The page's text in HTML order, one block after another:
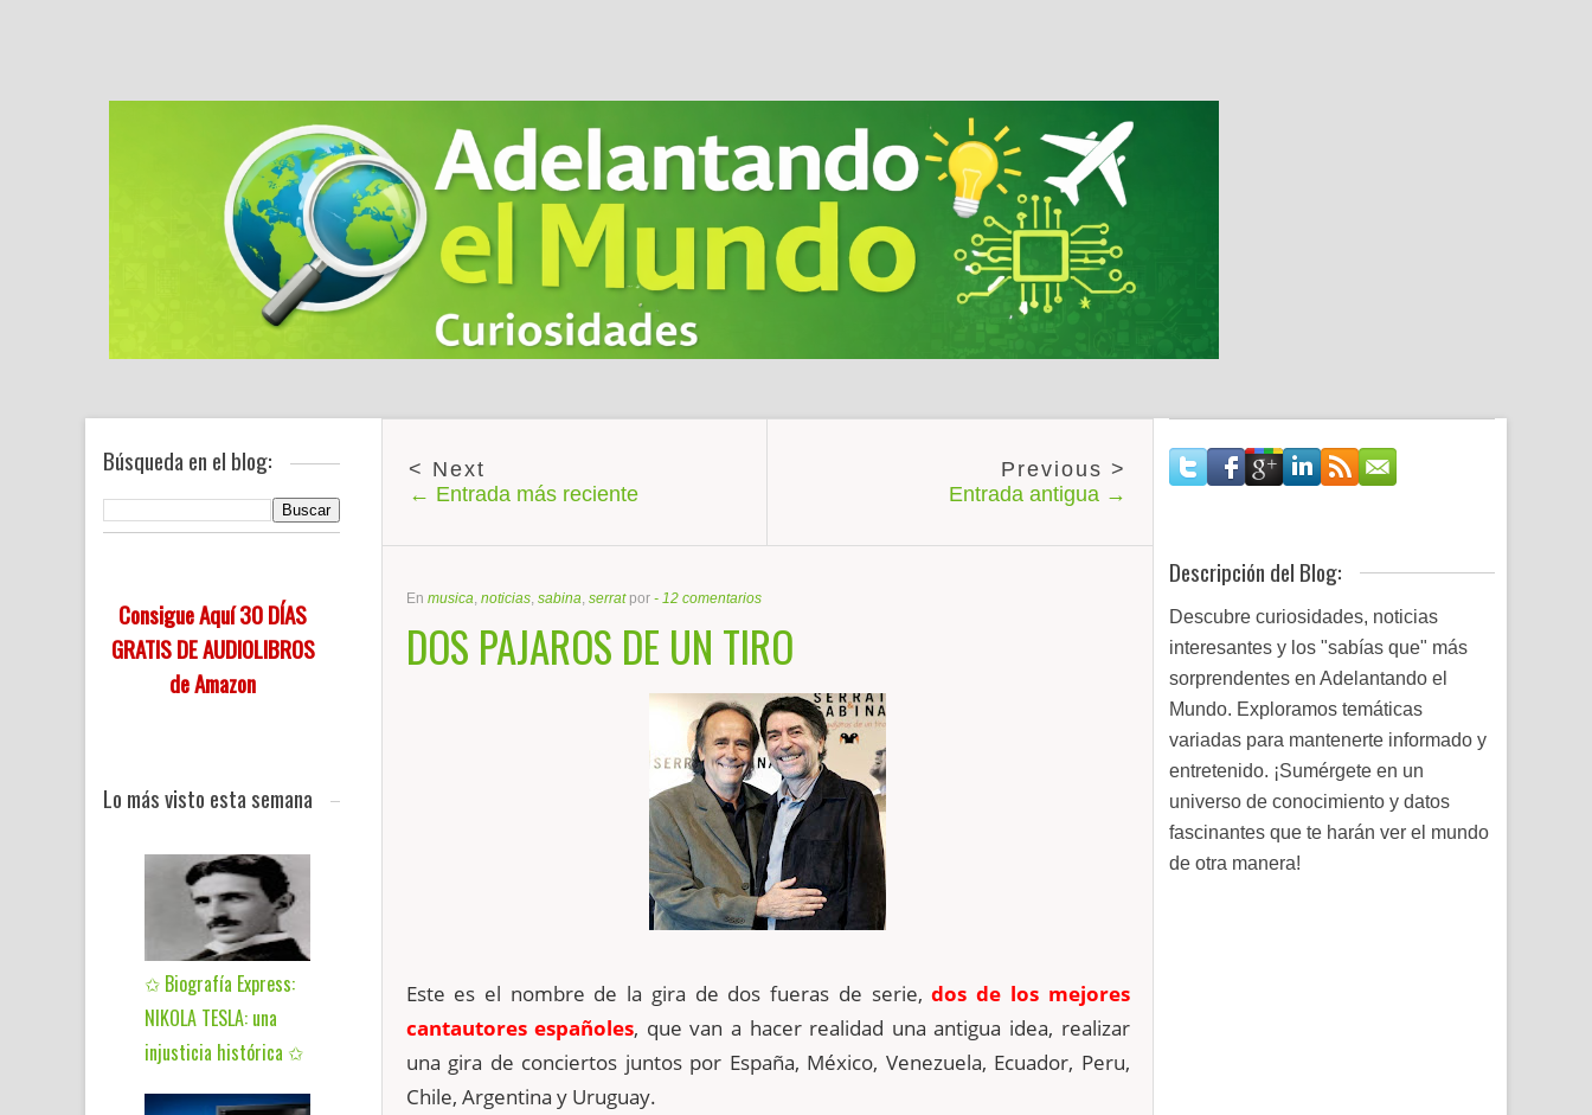
Búsqueda en el blog:
Consigue Aquí 30 DÍAS
GRATIS DE AUDIOLIBROS
de Amazon
Lo más visto esta semana
✩ Biografía Express:
NIKOLA TESLA: una
injusticia histórica ✩
← Entrada más reciente Entrada antigua →
En musica, noticias, sabina, serrat por - 12 comentarios
DOS PAJAROS DE UN TIRO
Este es el nombre de la gira de dos fueras de serie,dos de los mejores
cantautores españoles, que van a hacer realidad una antigua idea, realizar
una gira de conciertos juntos por España, México, Venezuela, Ecuador, Peru,
Chile, Argentina y Uruguay.
Descripción del Blog:
Descubre curiosidades, noticias
interesantes y los "sabías que" más
sorprendentes en Adelantando el
Mundo. Exploramos temáticas
variadas para mantenerte informado y
entretenido. ¡Sumérgete en un
universo de conocimiento y datos
fascinantes que te harán ver el mundo
de otra manera!